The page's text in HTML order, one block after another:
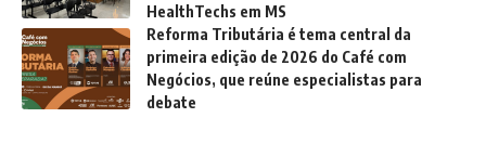
HealthTechs em MS
Reforma Tributária é tema central da
primeira edição de 2026 do Café com
Negócios, que reúne especialistas para
debate